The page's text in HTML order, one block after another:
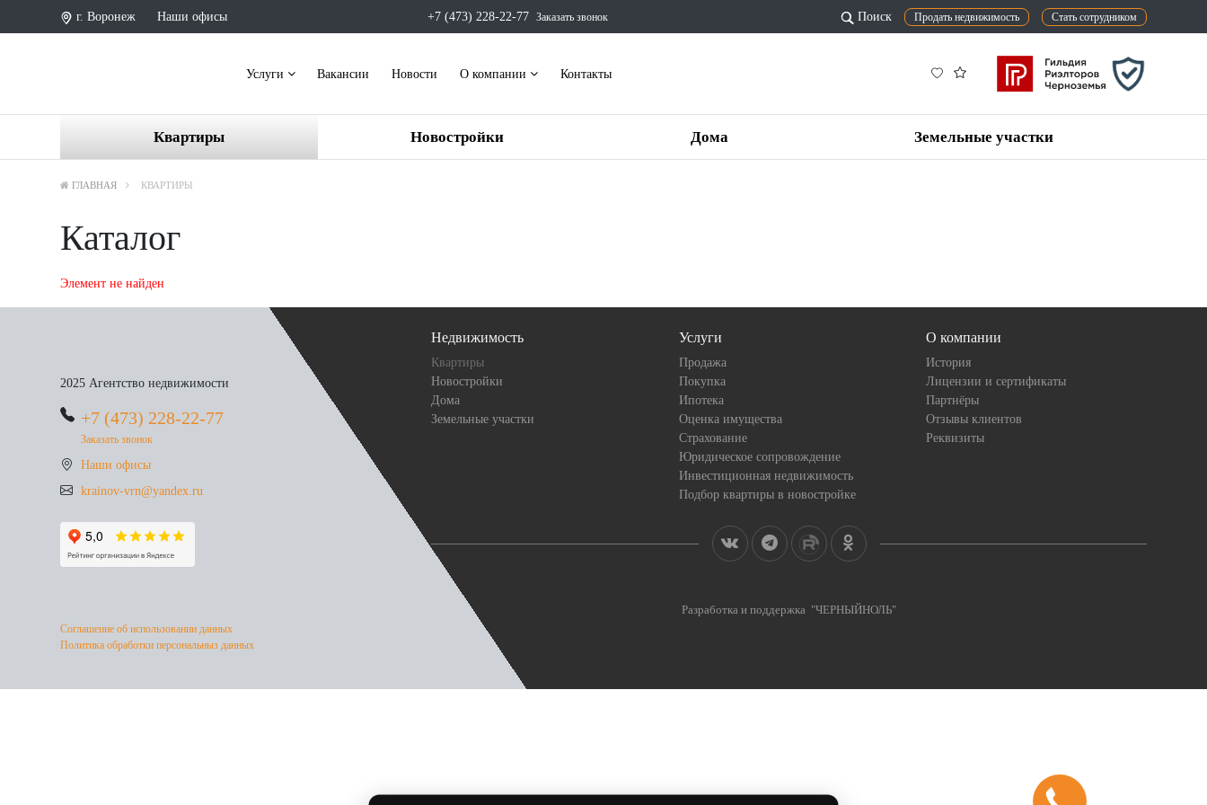
г. Воронеж Наши офисы +7 (473) 228-22-77 Заказать звонок Поиск Продать недвижимость Стать сотрудником
Услуги Вакансии Новости О компании Контакты
Квартиры Новостройки Дома Земельные участки
ГЛАВНАЯ КВАРТИРЫ
Каталог
Элемент не найден
2025 Агентство недвижимости
+7 (473) 228-22-77
Заказать звонок
Наши офисы
krainov-vrn@yandex.ru
Соглашение об использовании данных
Политика обработки персональныз данных
Недвижимость
Квартиры
Новостройки
Дома
Земельные участки
Услуги
Продажа
Покупка
Ипотека
Оценка имущества
Страхование
Юридическое сопровождение
Инвестиционная недвижимость
Подбор квартиры в новостройке
О компании
История
Лицензии и сертификаты
Партнёры
Отзывы клиентов
Реквизиты
Разработка и поддержка "ЧЕРНЫЙНОЛЬ"